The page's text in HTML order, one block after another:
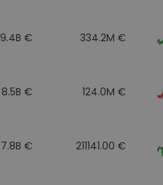
9.4B € 334.2M €
8.5B € 124.0M €
7.8B € 211141.00 €